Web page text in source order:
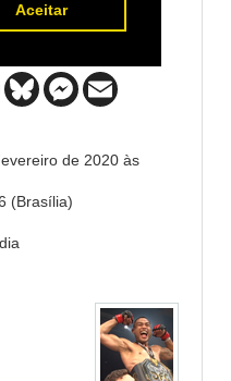
Aceitar
Culibao
de 2020 às
(Brasília)